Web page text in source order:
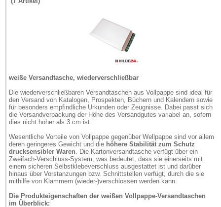
weiße Versandtasche, wiederverschließbar
Die wiederverschließbaren Versandtaschen aus Vollpappe sind ideal für
den Versand von Katalogen, Prospekten, Büchern und Kalendern sowie
für besonders empfindliche Urkunden oder Zeugnisse. Dabei passt sich
die Versandverpackung der Höhe des Versandgutes variabel an, sofern
dies nicht höher als 3 cm ist.
Wesentliche Vorteile von Vollpappe gegenüber Wellpappe sind vor allem
deren geringeres Gewicht und die höhere Stabilität zum Schutz
drucksensibler Waren. Die Kartonversandtasche verfügt über ein
Zweifach-Verschluss-System, was bedeutet, dass sie einerseits mit
einem sicheren Selbstklebeverschluss ausgestattet ist und darüber
hinaus über Vorstanzungen bzw. Schnittstellen verfügt, durch die sie
mithilfe von Klammern (wieder-)verschlossen werden kann.
Die Produkteigenschaften der weißen Vollpappe-Versandtaschen
im Überblick: